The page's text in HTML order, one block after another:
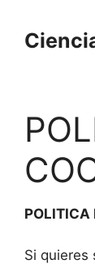
contenido
POLITICA
Si quieres